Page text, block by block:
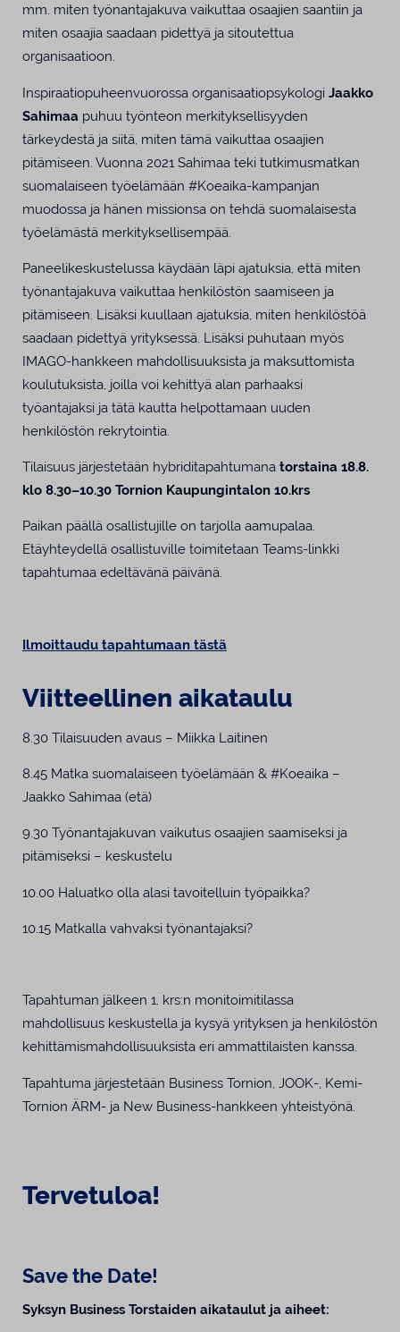
mm. miten työnantajakuva vaikuttaa osaajien saantiin ja
miten osaajia saadaan pidettyä ja sitoutettua
organisaatioon.
Inspiraatiopuheenvuorossa organisaatiopsykologi Jaakko
Sahimaa puhuu työnteon merkityksellisyyden
tärkeydestä ja siitä, miten tämä vaikuttaa osaajien
pitämiseen. Vuonna 2021 Sahimaa teki tutkimusmatkan
suomalaiseen työelämään #Koeaika-kampanjan
muodossa ja hänen missionsa on tehdä suomalaisesta
työelämästä merkityksellisempää.
Paneelikeskustelussa käydään läpi ajatuksia, että miten
työnantajakuva vaikuttaa henkilöstön saamiseen ja
pitämiseen. Lisäksi kuullaan ajatuksia, miten henkilöstöä
saadaan pidettyä yrityksessä. Lisäksi puhutaan myös
IMAGO-hankkeen mahdollisuuksista ja maksuttomista
koulutuksista, joilla voi kehittyä alan parhaaksi
työantajaksi ja tätä kautta helpottamaan uuden
henkilöstön rekrytointia.
Tilaisuus järjestetään hybriditapahtumana torstaina 18.8.
klo 8.30–10.30 Tornion Kaupungintalon 10.krs
Paikan päällä osallistujille on tarjolla aamupalaa.
Etäyhteydellä osallistuville toimitetaan Teams-linkki
tapahtumaa edeltävänä päivänä.
Ilmoittaudu tapahtumaan tästä
Viitteellinen aikataulu
8.30 Tilaisuuden avaus – Miikka Laitinen
8.45 Matka suomalaiseen työelämään & #Koeaika –
Jaakko Sahimaa (etä)
9.30 Työnantajakuvan vaikutus osaajien saamiseksi ja
pitämiseksi – keskustelu
10.00 Haluatko olla alasi tavoitelluin työpaikka?
10.15 Matkalla vahvaksi työnantajaksi?
Tapahtuman jälkeen 1. krs:n monitoimitilassa
mahdollisuus keskustella ja kysyä yrityksen ja henkilöstön
kehittämismahdollisuuksista eri ammattilaisten kanssa.
Tapahtuma järjestetään Business Tornion, JOOK-, Kemi-
Tornion ÄRM- ja New Business-hankkeen yhteistyönä.
Tervetuloa!
Save the Date!
Syksyn Business Torstaiden aikataulut ja aiheet: